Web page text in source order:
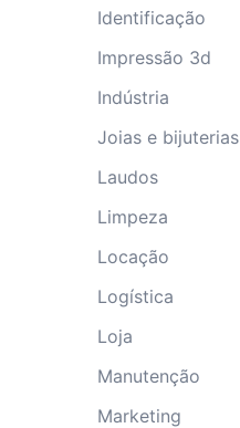
Identificação
Impressão 3d
Indústria
Joias e bijuterias
Laudos
Limpeza
Locação
Logística
Loja
Manutenção
Marketing